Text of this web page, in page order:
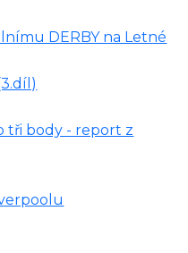
DERBY na Letné
tři body - report z